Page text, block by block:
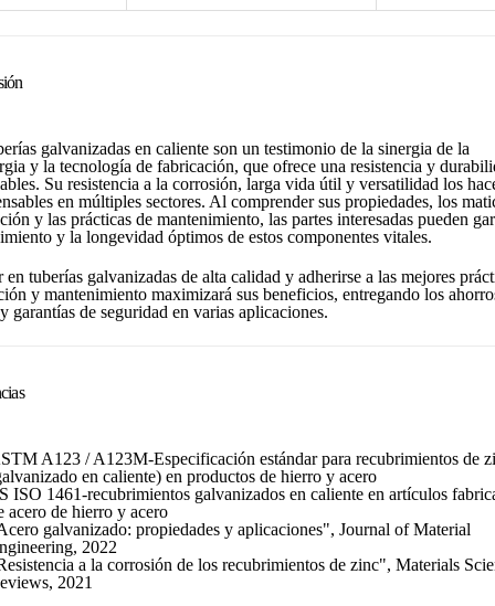
galvanizadas en caliente son un testimonio de la sinergia de la
y la tecnología de fabricación, que ofrece una resistencia y
Su resistencia a la corrosión, larga vida útil y versatilidad los
en múltiples sectores. Al comprender sus propiedades, los
y las prácticas de mantenimiento, las partes interesadas pueden
y la longevidad óptimos de estos componentes vitales.
tuberías galvanizadas de alta calidad y adherirse a las mejores
y mantenimiento maximizará sus beneficios, entregando los
garantías de seguridad en varias aplicaciones.
A123 / A123M-Especificación estándar para recubrimientos de
en caliente) en productos de hierro y acero
ISO 1461-recubrimientos galvanizados en caliente en artículos
acero de hierro y acero
galvanizado: propiedades y aplicaciones", Journal of Material
2022
a la corrosión de los recubrimientos de zinc", Materials
2021